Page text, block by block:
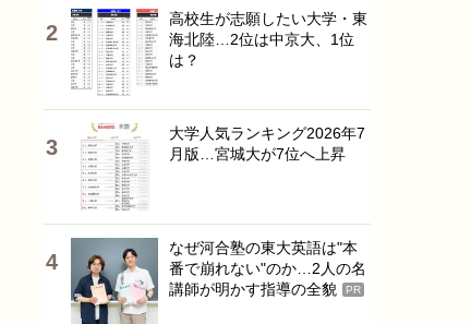
高校生が志願したい大学・東
海北陸…2位は中京大、1位
は？
大学人気ランキング2026年7
月版…宮城大が7位へ上昇
なぜ河合塾の東大英語は"本
番で崩れない"のか…2人の名
講師が明かす指導の全貌
PR